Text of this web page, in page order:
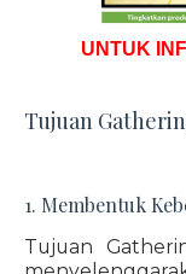
UNTUK
Tujuan
1. Membentuk
Tujuan